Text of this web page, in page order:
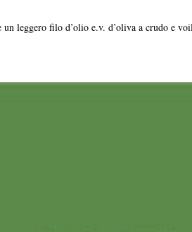
leggero filo d’olio e.v. d’oliva a crudo e